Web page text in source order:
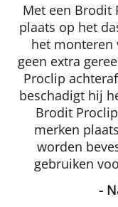
Met een Brodit
plaats op het
het monteren
geen extra
Proclip
beschadigt hij
Brodit
merken
worden
gebruiken
-